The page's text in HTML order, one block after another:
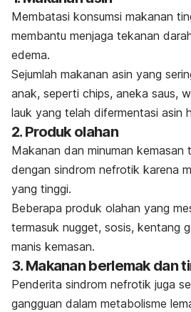
Membatasi konsumsi makanan
membantu menjaga tekanan
edema.
Sejumlah makanan asin yang
anak, seperti chips, aneka saus,
lauk yang telah difermentasi asin
2. Produk olahan
Makanan dan minuman
dengan sindrom nefrotik karena
yang tinggi.
Beberapa produk olahan yang
termasuk nugget, sosis, kentang
manis kemasan.
3. Makanan berlemak dan
Penderita sindrom nefrotik juga
gangguan dalam metabolisme